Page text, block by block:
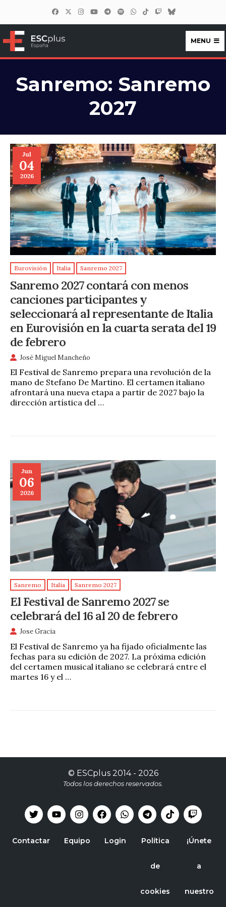
ESCplus España
MENU
Sanremo: Sanremo
2027
Jul
04
2026
Eurovisión Italia Sanremo 2027
Sanremo 2027 contará con menos
canciones participantes y
seleccionará al representante de Italia
en Eurovisión en la cuarta serata del 19
de febrero
José Miguel Mancheño
El Festival de Sanremo prepara una revolución de la
mano de Stefano De Martino. El certamen italiano
afrontará una nueva etapa a partir de 2027 bajo la
dirección artística del …
Jun
06
2026
Sanremo Italia Sanremo 2027
El Festival de Sanremo 2027 se
celebrará del 16 al 20 de febrero
Jose Gracia
El Festival de Sanremo ya ha fijado oficialmente las
fechas para su edición de 2027. La próxima edición
del certamen musical italiano se celebrará entre el
martes 16 y el …
© ESCplus2014 - 2026
Todos los derechos reservados.
Contactar Equipo Login Política
de
cookies
¡Únete
a
nuestro